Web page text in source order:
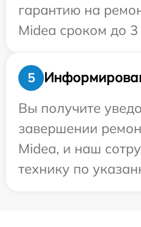
гарантию на
Midea сроком до 3
5
Вы получите
завершении
Midea, и наш
технику по